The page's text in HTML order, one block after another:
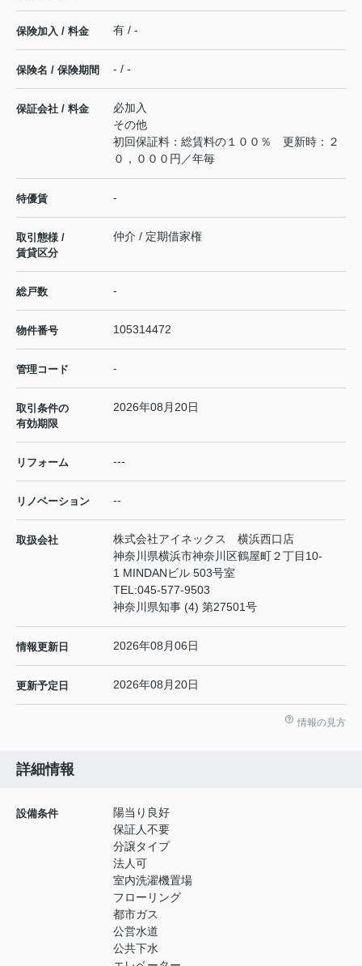
保険加入 / 料金 有 / -
保険名 / 保険期間 - / -
保証会社 / 料金
必加入
その他
初回保証料：総賃料の１００％ 更新時：２
０，０００円／年毎
特優賃 -
取引態様 /
賃貸区分
仲介 / 定期借家権
総戸数 -
物件番号 105314472
管理コード -
取引条件の
有効期限
2026年08月20日
リフォーム ---
リノベーション --
取扱会社
株式会社アイネックス 横浜西口店
神奈川県横浜市神奈川区鶴屋町２丁目10-
1 MINDANビル 503号室
TEL:045-577-9503
神奈川県知事 (4) 第27501号
情報更新日 2026年08月06日
更新予定日 2026年08月20日
情報の見方
詳細情報
設備条件
陽当り良好
保証人不要
分譲タイプ
法人可
室内洗濯機置場
フローリング
都市ガス
公営水道
公共下水